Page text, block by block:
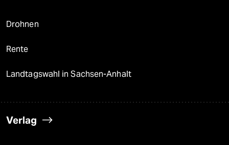
Drohnen
Rente
Landtagswahl in Sachsen-Anhalt
Verlag